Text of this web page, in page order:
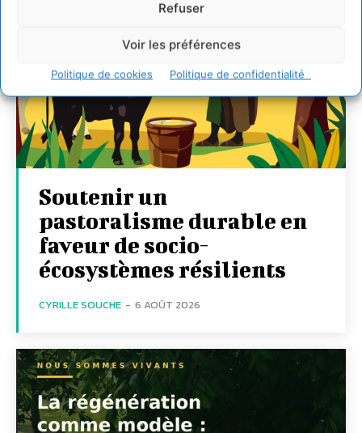
Refuser
Voir les préférences
Politique de cookies Politique de confidentialité
Soutenir un
pastoralisme durable en
faveur de socio-
écosystèmes résilients
CYRILLE SOUCHE - 6 AOÛT 2026